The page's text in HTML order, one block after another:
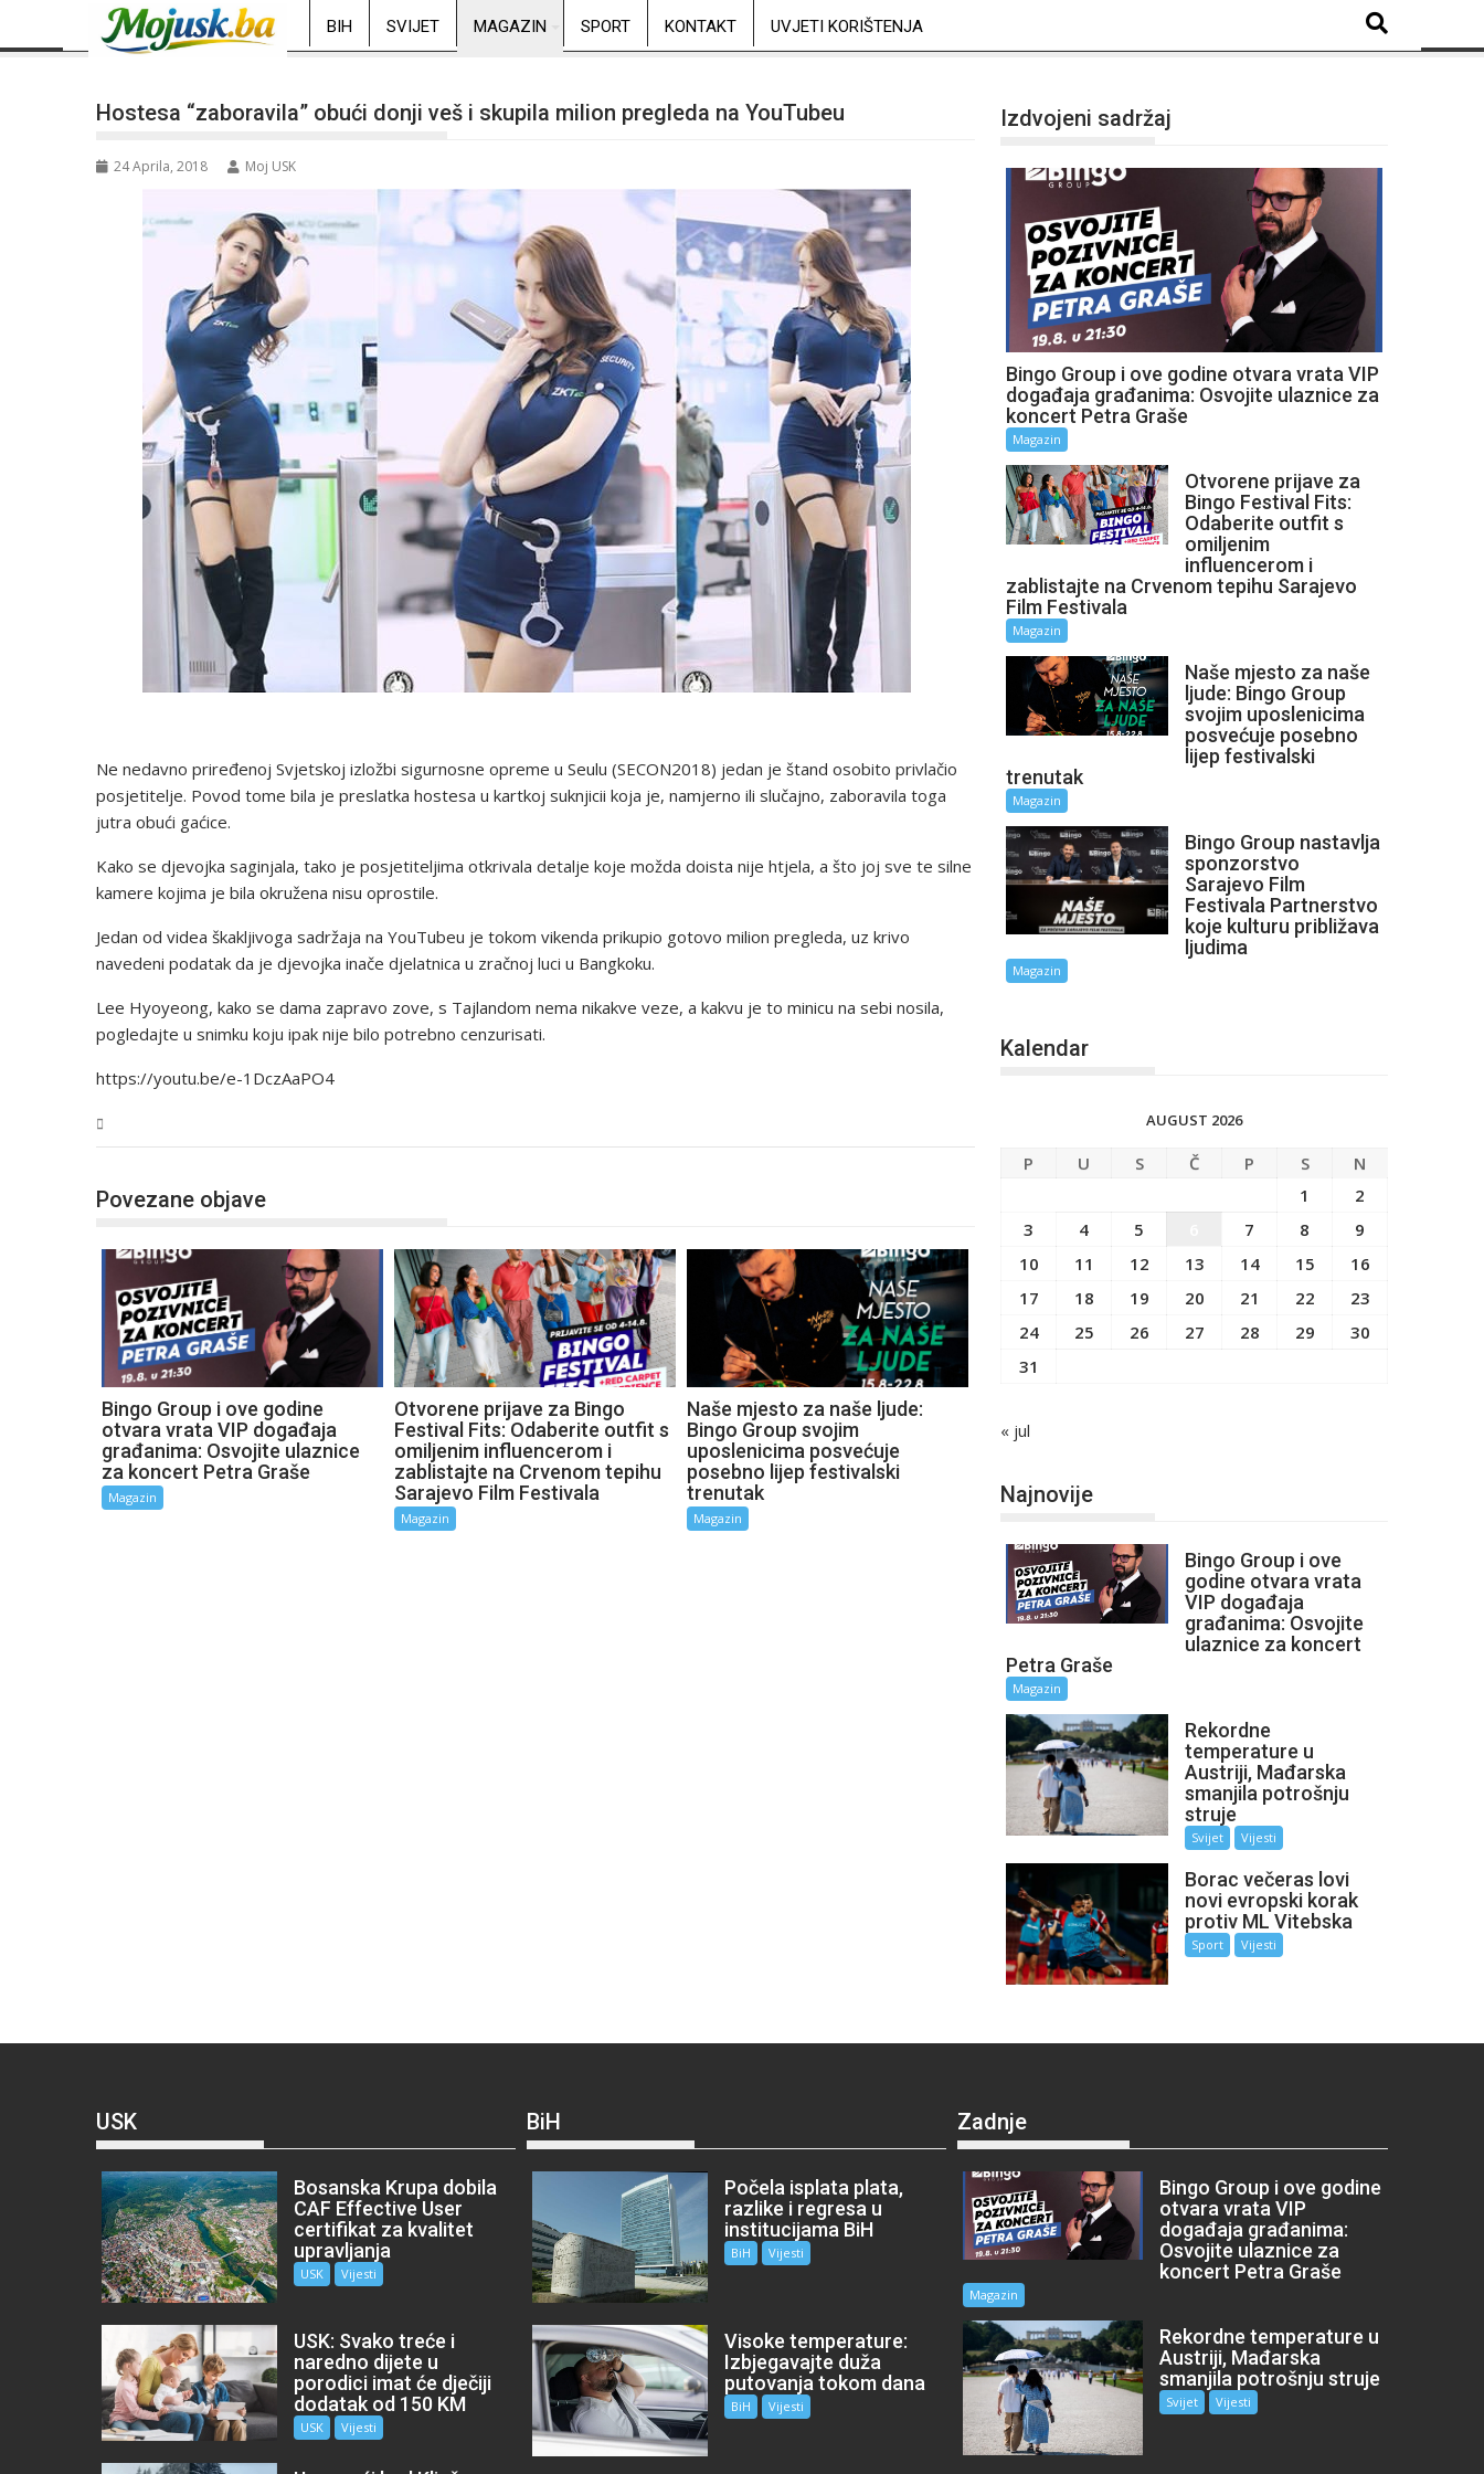
BIH SVIJET MAGAZIN SPORT KONTAKT UVJETI KORIŠTENJA
Hostesa “zaboravila” obući donji veš i skupila milion pregleda na YouTubeu
24 Aprila, 2018 Moj USK
Ne nedavno priređenoj Svjetskoj izložbi sigurnosne opreme u Seulu (SECON2018) jedan je štand osobito privlačio
posjetitelje. Povod tome bila je preslatka hostesa u kartkoj suknjicii koja je, namjerno ili slučajno, zaboravila toga
jutra obući gaćice.
Kako se djevojka saginjala, tako je posjetiteljima otkrivala detalje koje možda doista nije htjela, a što joj sve te silne
kamere kojima je bila okružena nisu oprostile.
Jedan od videa škakljivoga sadržaja na YouTubeu je tokom vikenda prikupio gotovo milion pregleda, uz krivo
navedeni podatak da je djevojka inače djelatnica u zračnoj luci u Bangkoku.
Lee Hyoyeong, kako se dama zapravo zove, s Tajlandom nema nikakve veze, a kakvu je to minicu na sebi nosila,
pogledajte u snimku koju ipak nije bilo potrebno cenzurisati.
https://youtu.be/e-1DczAaPO4
Povezane objave
Bingo Group i ove godine
otvara vrata VIP događaja
građanima: Osvojite ulaznice
za koncert Petra Graše
Magazin
Otvorene prijave za Bingo
Festival Fits: Odaberite outfit s
omiljenim influencerom i
zablistajte na Crvenom tepihu
Sarajevo Film Festivala
Magazin
Naše mjesto za naše ljude:
Bingo Group svojim
uposlenicima posvećuje
posebno lijep festivalski
trenutak
Magazin
Izdvojeni sadržaj
Bingo Group i ove godine otvara vrata VIP
događaja građanima: Osvojite ulaznice za
koncert Petra Graše
Magazin
Otvorene prijave za
Bingo Festival Fits:
Odaberite outfit s
omiljenim
influencerom i
zablistajte na Crvenom tepihu Sarajevo
Film Festivala
Magazin
Naše mjesto za naše
ljude: Bingo Group
svojim uposlenicima
posvećuje posebno
lijep festivalski
trenutak
Magazin
Bingo Group nastavlja
sponzorstvo
Sarajevo Film
Festivala Partnerstvo
koje kulturu približava
ljudima
Magazin
Kalendar
AUGUST 2026
P U S Č P S
N
1
2
3
4 5 7 8
9
10
11 12 13 14 15
16
17
18 19 20 21 22
23
24
25 26 27 28 29
30
31
« jul
Najnovije
Bingo Group i ove
godine otvara vrata
VIP događaja
građanima: Osvojite
ulaznice za koncert
Petra Graše
Magazin
Rekordne
temperature u
Austriji, Mađarska
smanjila potrošnju
struje
Svijet Vijesti
Borac večeras lovi
novi evropski korak
protiv ML Vitebska
Sport Vijesti
USK
Bosanska Krupa dobila
CAF Effective User
certifikat za kvalitet
upravljanja
USK Vijesti
USK: Svako treće i
naredno dijete u
porodici imat će dječiji
dodatak od 150 KM
USK Vijesti
BiH
Počela isplata plata,
razlike i regresa u
institucijama BiH
BiH Vijesti
Visoke temperature:
Izbjegavajte duža
putovanja tokom dana
BiH Vijesti
Zadnje
Bingo Group i ove godine
otvara vrata VIP
događaja građanima:
Osvojite ulaznice za
koncert Petra Graše
Magazin
Rekordne temperature u
Austriji, Mađarska
smanjila potrošnju struje
Svijet Vijesti